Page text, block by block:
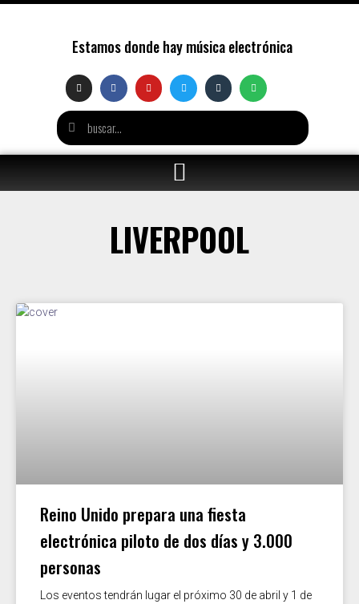
Estamos donde hay música electrónica
LIVERPOOL
Reino Unido prepara una fiesta
electrónica piloto de dos días y 3.000
personas
Los eventos tendrán lugar el próximo 30 de abril y 1 de